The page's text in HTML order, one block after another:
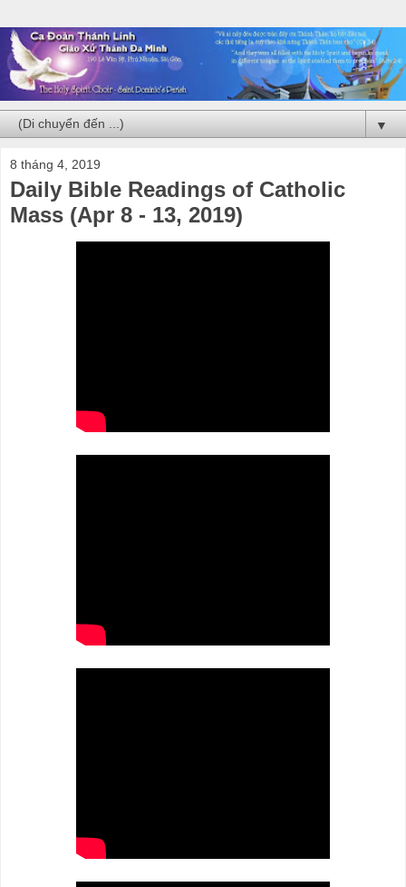
▼
8 tháng 4, 2019
Daily Bible Readings of Catholic
Mass (Apr 8 - 13, 2019)